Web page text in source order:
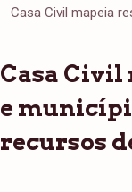
Casa Civil
e
recursos